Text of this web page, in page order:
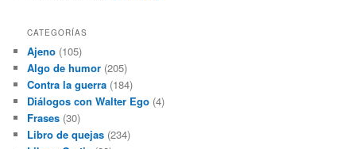
CATEGORÍAS
Ajeno (105)
Algo de humor (205)
Contra la guerra (184)
Diálogos con Walter Ego (4)
Frases (30)
Libro de quejas (234)